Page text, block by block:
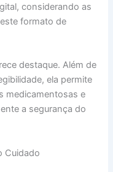
considerando as
formato de
destaque. Além de
ela permite
medicamentosas e
a segurança do
Cuidado